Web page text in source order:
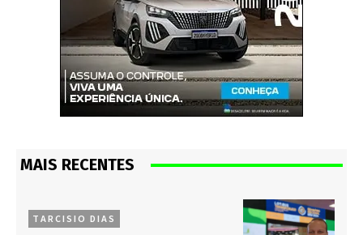
MAIS RECENTES
TARCISIO DIAS